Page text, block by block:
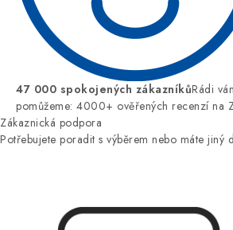
47 000 spokojených zákazníkůRádi
pomůžeme: 4000+ ověřených recenzí na
Zákaznická podpora
Potřebujete poradit s výběrem nebo máte jiný